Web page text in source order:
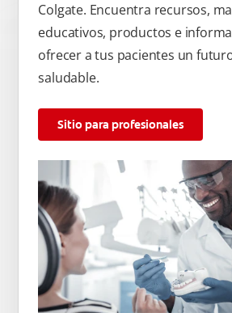
Colgate. Encuentra recursos,
educativos, productos e
ofrecer a tus pacientes un
saludable.
Sitio para profesionales